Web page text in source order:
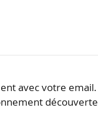
avec votre email.
découverte